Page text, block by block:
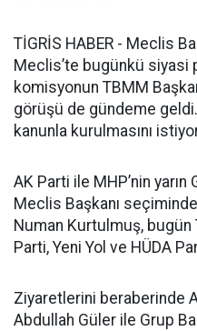
TİGRİS HABER - Meclis
Meclis’te bugünkü siyasi
komisyonun TBMM
görüşü de gündeme
kanunla kurulmasını
AK Parti ile MHP’nin yarın
Meclis Başkanı
Numan Kurtulmuş, bugün
Parti, Yeni Yol ve HÜDA
Ziyaretlerini beraberinde
Abdullah Güler ile Grup